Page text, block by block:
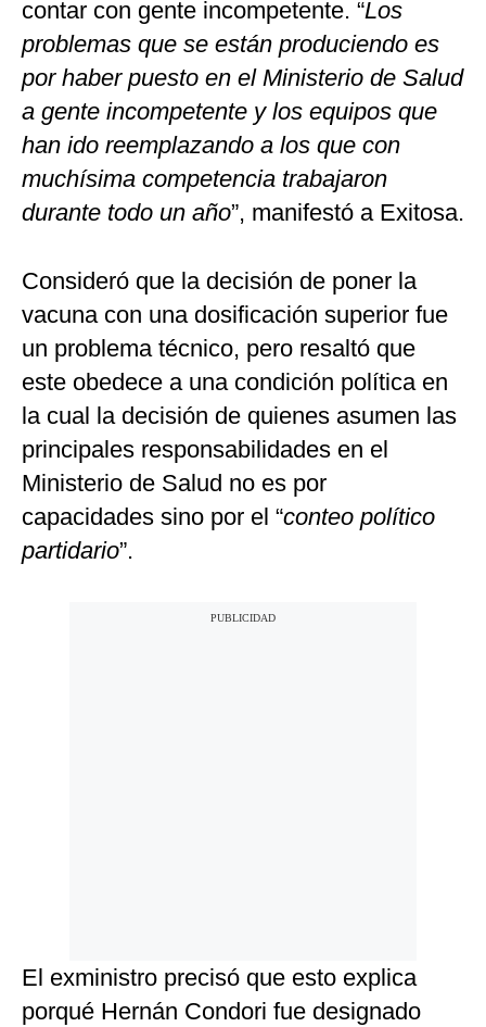
contar con gente incompetente. “Los
problemas que se están produciendo es
por haber puesto en el Ministerio de Salud
a gente incompetente y los equipos que
han ido reemplazando a los que con
muchísima competencia trabajaron
durante todo un año”, manifestó a Exitosa.
Consideró que la decisión de poner la
vacuna con una dosificación superior fue
un problema técnico, pero resaltó que
este obedece a una condición política en
la cual la decisión de quienes asumen las
principales responsabilidades en el
Ministerio de Salud no es por
capacidades sino por el “conteo político
partidario”.
El exministro precisó que esto explica
porqué Hernán Condori fue designado